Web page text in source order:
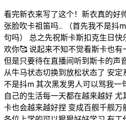
看完新衣来写了这个！新衣真的好
张脸吹卡祖笛吗… （首先我不是抖
句吗） 总之先祝斯卡斯扣克生日
欢你🥰 说起来不知不觉看斯卡也
但是只要待在直播间听到斯卡的声
从牛马状态切换到放松状态了 安
不是抖m 其次黑发男人可以骂我一
自己的生活每一天都在越来越好
卡也会越来越好捏 变成百舰千舰